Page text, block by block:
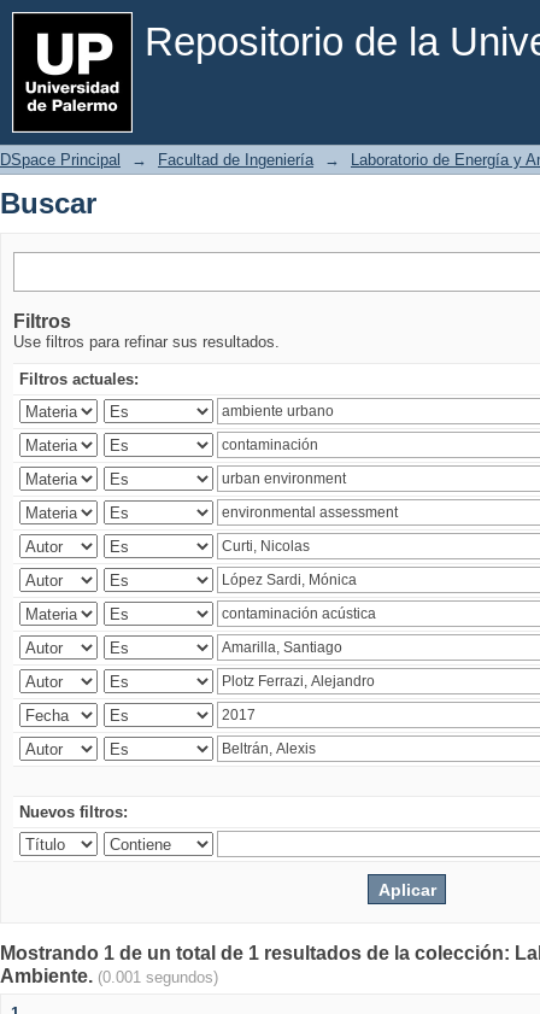
Repositorio de la
Buscar
DSpace Principal → Facultad de Ingeniería → Laboratorio de Energía y
Buscar
Filtros
Use filtros para refinar sus resultados.
Filtros actuales:
Nuevos filtros:
Mostrando 1 de un total de 1 resultados de la colección:
Ambiente. (0.001 segundos)